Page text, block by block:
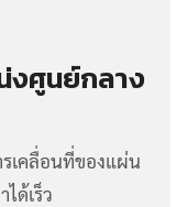
งศูนย์กลาง
เคลื่อนที่ของแผ่น
ด้เร็ว